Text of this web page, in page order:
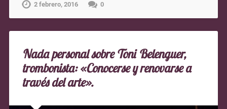
2 febrero, 2016 0
Nada personal sobre Toni Belenguer,
trombonista: «Conocerse y renovarse a
través del arte».